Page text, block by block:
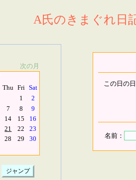
A氏のきまぐれ日
次の月
Thu Fri Sat
1
2
7 8
9
14 15
16
21 22
23
28 29
30
この日の
名前：